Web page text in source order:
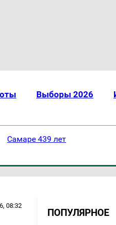
Выборы 2026
Самаре 439 лет
08:32
ПОПУЛЯРНОЕ